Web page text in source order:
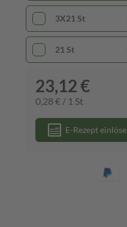
3X21 St
21 St
23,12 €
0,28 € / 1 St
E-Rezept